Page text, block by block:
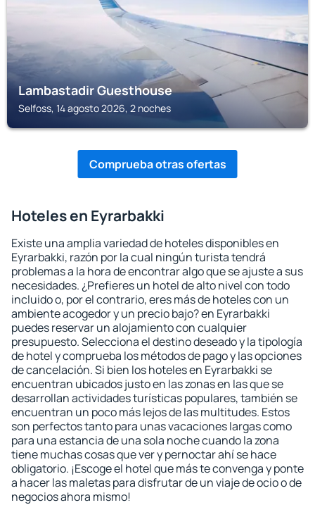
Lambastadir Guesthouse
Selfoss, 14 agosto 2026, 2 noches
Comprueba otras ofertas
Hoteles en Eyrarbakki
Existe una amplia variedad de hoteles disponibles en
Eyrarbakki, razón por la cual ningún turista tendrá
problemas a la hora de encontrar algo que se ajuste a sus
necesidades. ¿Prefieres un hotel de alto nivel con todo
incluido o, por el contrario, eres más de hoteles con un
ambiente acogedor y un precio bajo? en Eyrarbakki
puedes reservar un alojamiento con cualquier
presupuesto. Selecciona el destino deseado y la tipología
de hotel y comprueba los métodos de pago y las opciones
de cancelación. Si bien los hoteles en Eyrarbakki se
encuentran ubicados justo en las zonas en las que se
desarrollan actividades turísticas populares, también se
encuentran un poco más lejos de las multitudes. Estos
son perfectos tanto para unas vacaciones largas como
para una estancia de una sola noche cuando la zona
tiene muchas cosas que ver y pernoctar ahí se hace
obligatorio. ¡Escoge el hotel que más te convenga y ponte
a hacer las maletas para disfrutar de un viaje de ocio o de
negocios ahora mismo!